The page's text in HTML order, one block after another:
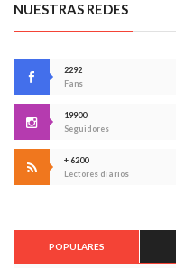
NUESTRAS REDES
2292
Fans
19900
Seguidores
+ 6200
Lectores diarios
POPULARES